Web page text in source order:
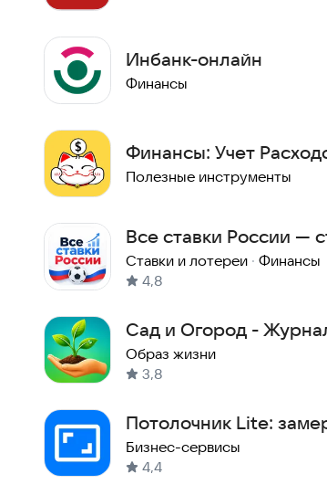
Инбанк-онлайн
Финансы
Финансы: Учет
Бюджет
Полезные инструменты
Все ставки России —
на спорт
Ставки и лотереи · Финансы
4,8
Сад и Огород -
Садовода
Образ жизни
3,8
Потолочник Lite:
сметы и финансы
Бизнес-сервисы
4,4